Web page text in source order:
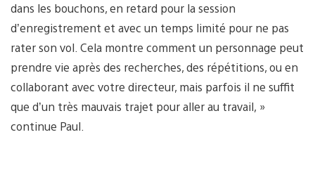
dans les bouchons, en retard pour la session
d’enregistrement et avec un temps limité pour ne pas
rater son vol. Cela montre comment un personnage peut
prendre vie après des recherches, des répétitions, ou en
collaborant avec votre directeur, mais parfois il ne suffit
que d’un très mauvais trajet pour aller au travail, »
continue Paul.